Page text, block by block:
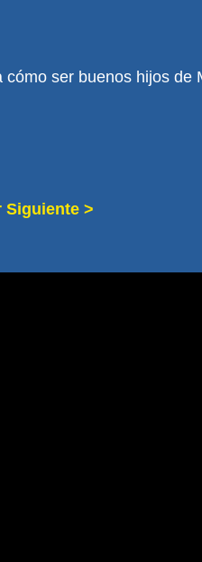
ser buenos hijos de
Siguiente >